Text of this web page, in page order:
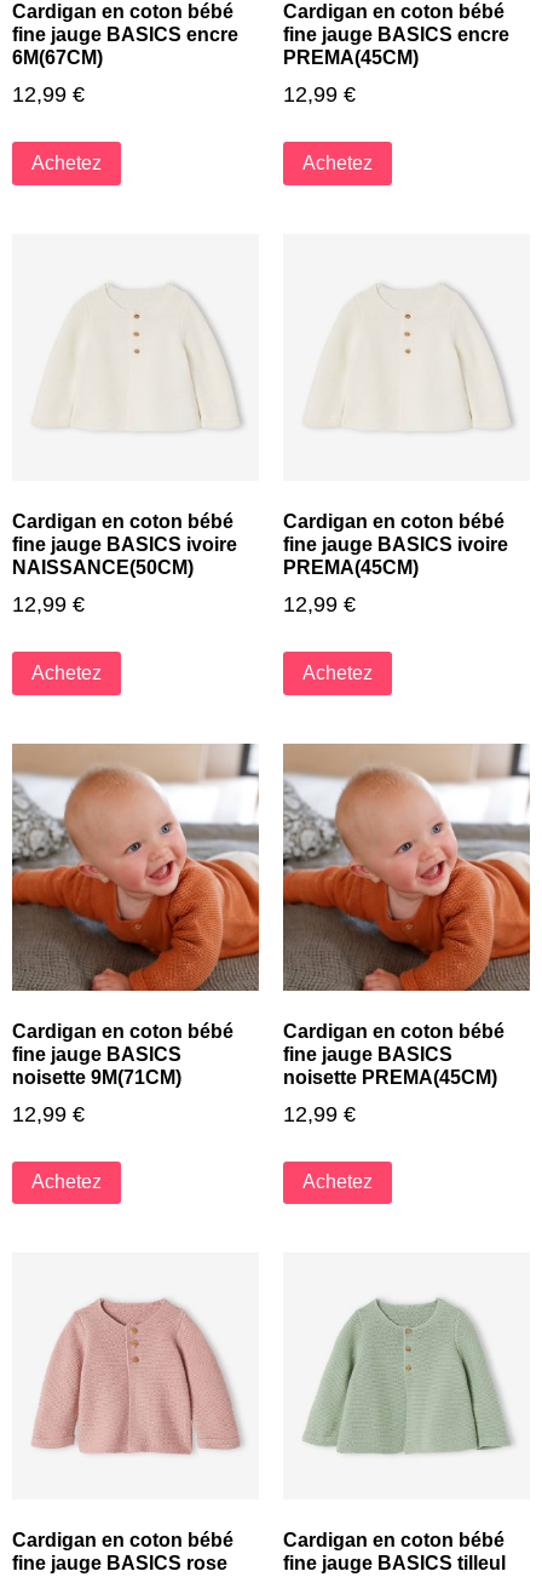
Cardigan en coton bébé
fine jauge BASICS encre
6M(67CM)
12,99 €
Achetez
Cardigan en coton bébé
fine jauge BASICS encre
PREMA(45CM)
12,99 €
Achetez
Cardigan en coton bébé
fine jauge BASICS ivoire
NAISSANCE(50CM)
12,99 €
Achetez
Cardigan en coton bébé
fine jauge BASICS ivoire
PREMA(45CM)
12,99 €
Achetez
Cardigan en coton bébé
fine jauge BASICS
noisette 9M(71CM)
12,99 €
Achetez
Cardigan en coton bébé
fine jauge BASICS
noisette PREMA(45CM)
12,99 €
Achetez
Cardigan en coton bébé
fine jauge BASICS rose
Cardigan en coton bébé
fine jauge BASICS tilleul